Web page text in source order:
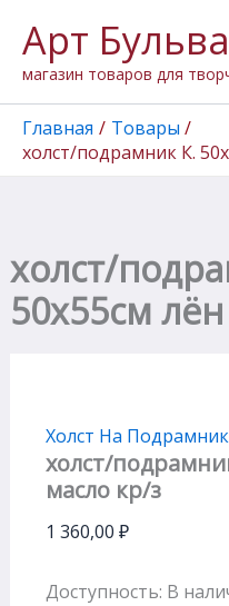
содержимому
Арт
магазин товаров для
Главная
Товары
холст/подрамник К.
холст/
50х55см
Холст На
холст/
масло кр/з
1 360,00 ₽
Доступность: В
товара
холст/
подрамник
К.
50х55см
масло